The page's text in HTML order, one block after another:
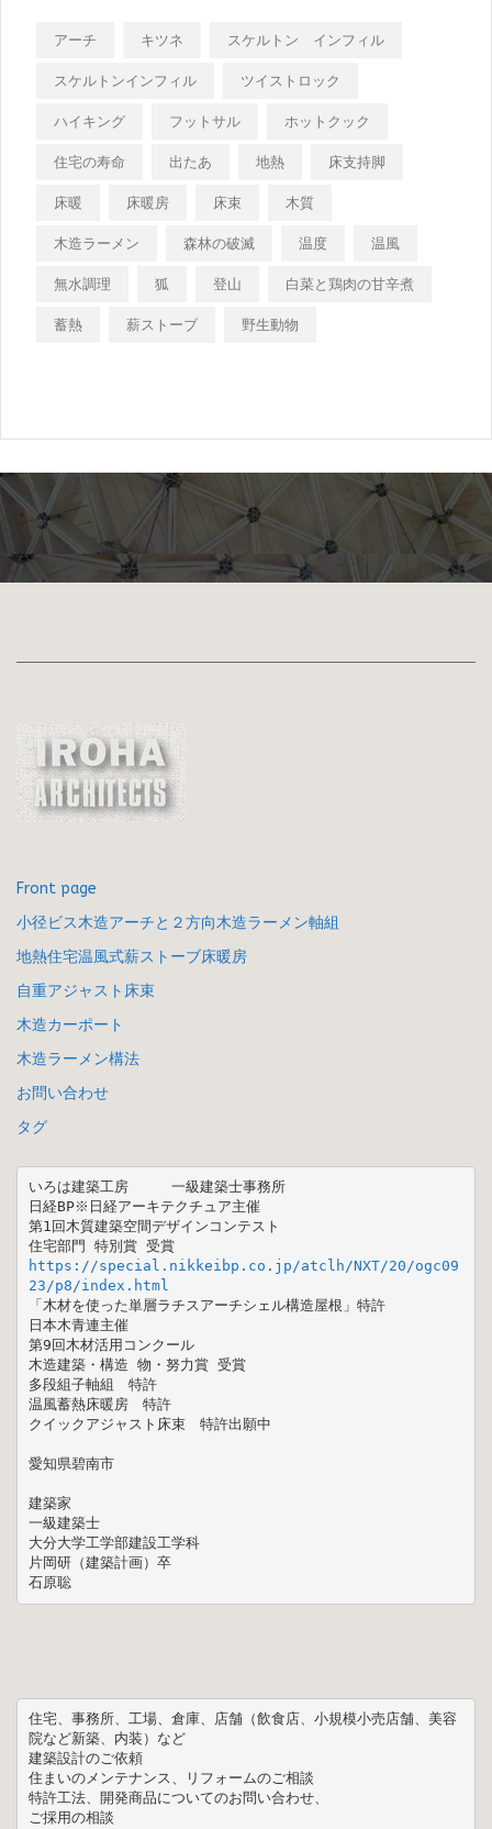
アーチ キツネ スケルトン インフィル
スケルトンインフィル ツイストロック
ハイキング フットサル ホットクック
住宅の寿命 出たあ 地熱 床支持脚
床暖 床暖房 床束 木質
木造ラーメン 森林の破滅 温度 温風
無水調理 狐 登山 白菜と鶏肉の甘辛煮
蓄熱 薪ストーブ 野生動物
Front page
小径ビス木造アーチと２方向木造ラーメン軸組
地熱住宅温風式薪ストーブ床暖房
自重アジャスト床束
木造カーポート
木造ラーメン構法
お問い合わせ
タグ
いろは建築工房　　　一級建築士事務所
日経BP※日経アーキテクチュア主催
第1回木質建築空間デザインコンテスト
https://special.nikkeibp.co.jp/atclh/NXT/20/ogc09
23/p8/index.html
「木材を使った単層ラチスアーチシェル構造屋根」特許
日本木青連主催
第9回木材活用コンクール
木造建築・構造 物・努力賞 受賞
多段組子軸組　特許
温風蓄熱床暖房　特許
クイックアジャスト床束　特許出願中
愛知県碧南市
建築家
一級建築士
大分大学工学部建設工学科
片岡研（建築計画）卒
石原聡
住宅、事務所、工場、倉庫、店舗（飲食店、小規模小売店舗、美容
院など新築、内装）など
建築設計のご依頼
住まいのメンテナンス、リフォームのご相談
特許工法、開発商品についてのお問い合わせ、
ご採用の相談